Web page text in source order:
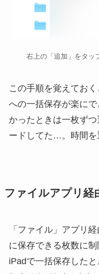
右上の「追加」をタッ
この手順を覚えてお
への一括保存が楽に
かったときは一枚ず
ードしてた…。時間を
ファイルアプリ経
「ファイル」アプリ
に保存できる枚数に制
iPadで一括保存した